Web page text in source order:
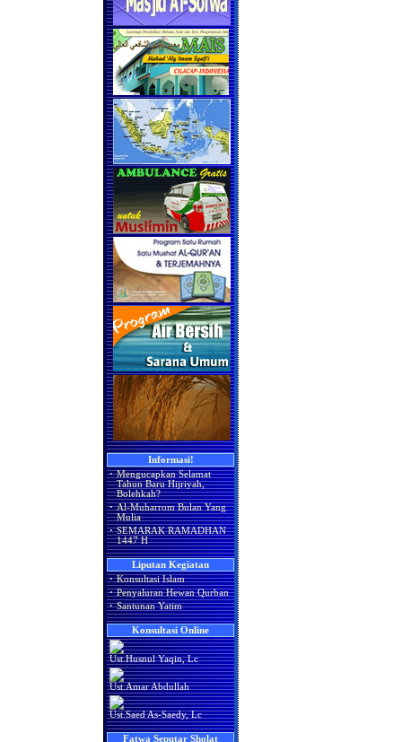
Informasi!
· Mengucapkan Selamat
Tahun Baru Hijriyah,
Bolehkah?
· Al-Muharrom Bulan Yang
Mulia
· SEMARAK RAMADHAN
1447 H
Liputan Kegiatan
· Konsultasi Islam
· Penyaluran Hewan Qurban
· Santunan Yatim
Konsultasi Online
Ust.Husnul Yaqin, Lc
Ust.Amar Abdullah
Ust.Saed As-Saedy, Lc
Fatwa Seputar Sholat